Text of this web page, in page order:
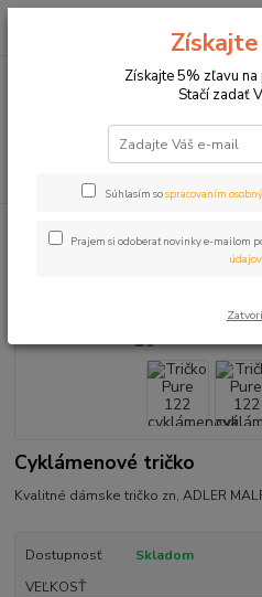
Tričko Pure 122
Cyklámenové tričko
Kvalitné dámske tričko zn, ADLER
Dostupnosť
Skladom
VEĽKOSŤ
Získajte 5% zľavu
Stačí zadať
Súhlasím sospracovaním
Prajem si odoberať novinky e-mailom
údajov